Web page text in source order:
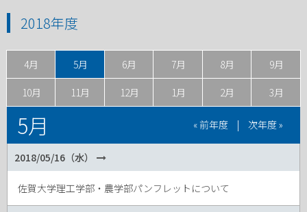
2018年度
4月 5月 6月 7月 8月 9月
10月 11月 12月 1月 2月 3月
5月 « 前年度 | 次年度 »
2018/05/16（水）
佐賀大学理工学部・農学部パンフレットについて